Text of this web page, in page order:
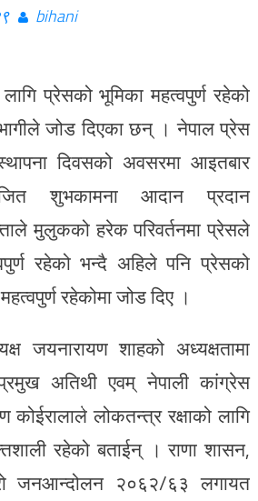
bihani
प्रेसको भूमिका महत्वपुर्ण रहेको
जोड दिएका छन् । नेपाल प्रेस
दिवसको अवसरमा आइतबार
शुभकामना आदान प्रदान
मुलुकको हरेक परिवर्तनमा प्रेसले
रहेको भन्दै अहिले पनि प्रेसको
रहेकोमा जोड दिए ।
जयनारायण शाहको अध्यक्षतामा
अतिथी एवम् नेपाली कांग्रेस
कोईरालाले लोकतन्त्र रक्षाको लागि
रहेको बताईन् । राणा शासन,
जनआन्दोलन २०६२/६३ लगायत